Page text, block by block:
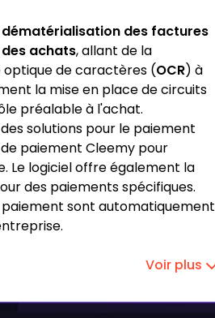
dématérialisation des factures
achats, allant de la
de caractères (OCR) à
la mise en place de circuits
préalable à l'achat.
solutions pour le paiement
paiement Cleemy pour
Le logiciel offre également la
des paiements spécifiques.
sont automatiquement
Voir plus